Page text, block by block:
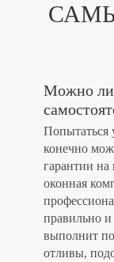
Можно ли
Попытаться
конечно
гарантии
оконная
правильно
выполнит
отливы,